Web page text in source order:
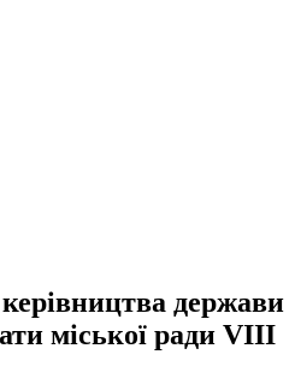
держави
міської ради VIII